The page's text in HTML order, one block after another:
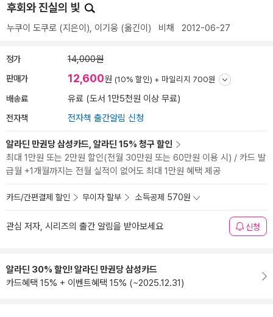
후회와 진실의 빛
누쿠이 도쿠로 (지은이), 이기웅 (옮긴이) 비채 2012-06-27
정가 14,000원
판매가 12,600원 (10% 할인) + 마일리지 700원
배송료 유료 (도서 1만5천원 이상 무료)
전자책 전자책 출간알림 신청
알라딘 만권당 삼성카드, 알라딘 15% 청구 할인
최대 1만원 또는 2만원 할인(전월 30만원 또는 60만원 이용 시) / 카드 발
급월 +1개월까지는 전월 실적이 없어도 최대 1만원 혜택 제공
카드/간편결제 할인 무이자 할부 소득공제 570원
관심 저자, 시리즈의 출간 알림을 받아보세요 신청
알라딘 30% 할인! 알라딘 만권당 삼성카드
카드혜택 15% + 이벤트혜택 15% (~2025.12.31)